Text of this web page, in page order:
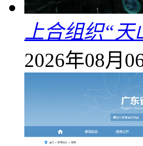
上合组织“天
2026年08月